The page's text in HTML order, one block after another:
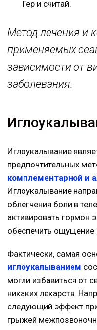
Гер и считай.
Метод лечения и
применяемых
зависимости от
заболевания.
Иглоукалывание
предпочтительных
комплементарной и
Иглоукалывание
облегчения боли в
активировать гормон
обеспечить ощущение
Фактически, самая
иглоукалыванием
могли избавиться от
никаких лекарств.
следующий эффект
грыжей